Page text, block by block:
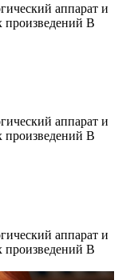
аппарат и
произведений В
аппарат и
произведений В
аппарат и
произведений В